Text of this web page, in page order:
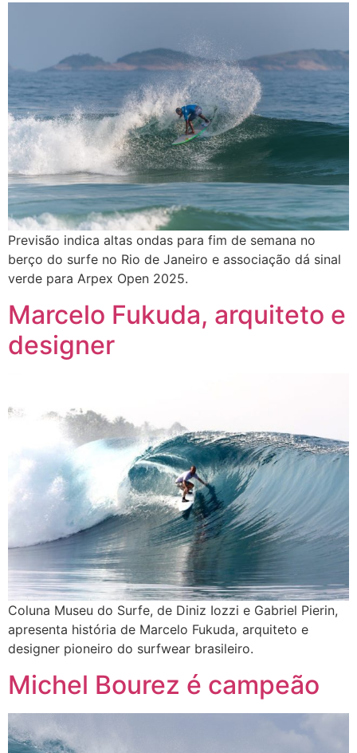
Previsão indica altas ondas para fim de semana no
berço do surfe no Rio de Janeiro e associação dá sinal
verde para Arpex Open 2025.
Marcelo Fukuda, arquiteto e
designer
Coluna Museu do Surfe, de Diniz Iozzi e Gabriel Pierin,
apresenta história de Marcelo Fukuda, arquiteto e
designer pioneiro do surfwear brasileiro.
Michel Bourez é campeão